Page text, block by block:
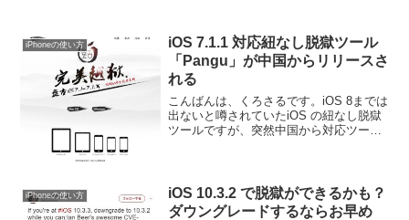
iPhoneの使い方
iOS 7.1.1 対応紐なし脱獄ツール
「Pangu」が中国からリリースさ
れる
こんばんは、くろさるです。iOS 8までは
出ないと噂されていたiOS の紐なし脱獄
ツールですが、突然中国から対応ツール
iPhoneの使い方
iOS 10.3.2 で脱獄ができるかも？
ダウングレードするならお早め